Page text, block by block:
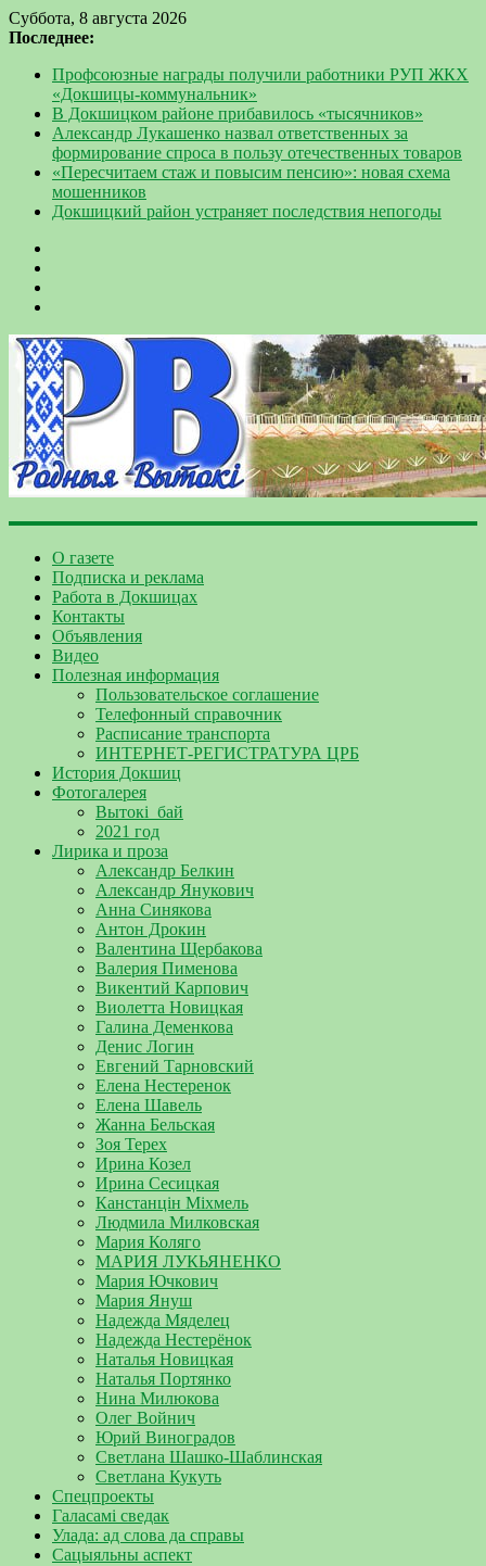
Суббота, 8 августа 2026
Последнее:
Профсоюзные награды получили работники РУП ЖКХ
«Докшицы-коммунальник»
В Докшицком районе прибавилось «тысячников»
Александр Лукашенко назвал ответственных за
формирование спроса в пользу отечественных товаров
«Пересчитаем стаж и повысим пенсию»: новая схема
мошенников
Докшицкий район устраняет последствия непогоды
О газете
Подписка и реклама
Работа в Докшицах
Контакты
Объявления
Видео
Полезная информация
Пользовательское соглашение
Телефонный справочник
Расписание транспорта
ИНТЕРНЕТ-РЕГИСТРАТУРА ЦРБ
История Докшиц
Фотогалерея
Вытокі_бай
2021 год
Лирика и проза
Александр Белкин
Александр Янукович
Анна Синякова
Антон Дрокин
Валентина Щербакова
Валерия Пименова
Викентий Карпович
Виолетта Новицкая
Галина Деменкова
Денис Логин
Евгений Тарновский
Елена Нестеренок
Елена Шавель
Жанна Бельская
Зоя Терех
Ирина Козел
Ирина Сесицкая
Канстанцін Міхмель
Людмила Милковская
Мария Коляго
МАРИЯ ЛУКЬЯНЕНКО
Мария Ючкович
Мария Януш
Надежда Мяделец
Надежда Нестерёнок
Наталья Новицкая
Наталья Портянко
Нина Милюкова
Олег Войнич
Юрий Виноградов
Светлана Шашко-Шаблинская
Светлана Кукуть
Спецпроекты
Галасамі сведак
Улада: ад слова да справы
Сацыяльны аспект